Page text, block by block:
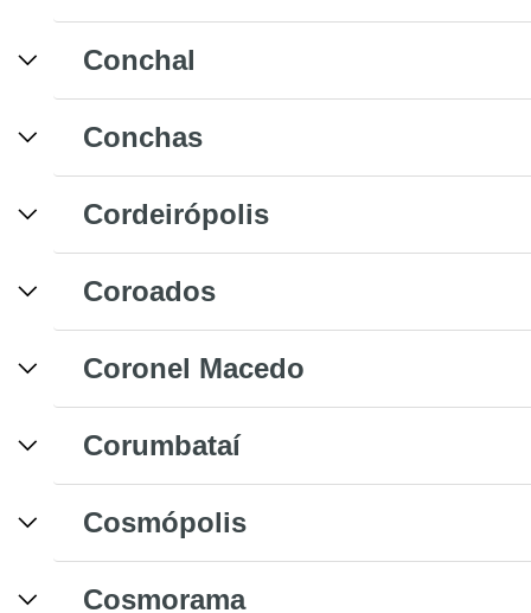
Conchal
Conchas
Cordeirópolis
Coroados
Coronel Macedo
Corumbataí
Cosmópolis
Cosmorama